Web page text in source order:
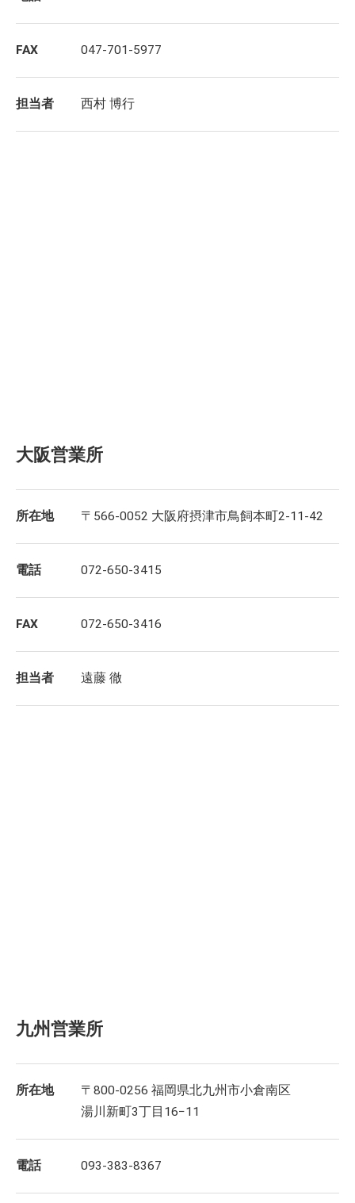
FAX 047-701-5977
担当者 西村 博行
大阪営業所
所在地 〒566-0052 大阪府摂津市鳥飼本町2-11-42
電話 072-650-3415
FAX 072-650-3416
担当者 遠藤 徹
九州営業所
所在地
〒800-0256 福岡県北九州市小倉南区
湯川新町3丁目16−11
電話 093-383-8367